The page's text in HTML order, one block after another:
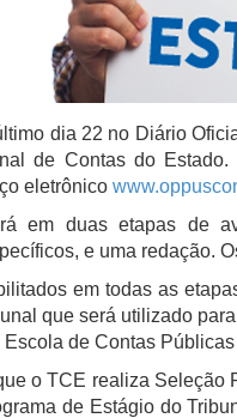
dia 22 no Diário
de Contas do
eletrônico
em duas etapas de
e uma redação.
em todas as
que será utilizado
de Contas
o TCE realiza Seleção
de Estágio do